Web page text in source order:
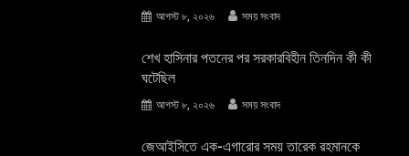
আগস্ট ৮, ২০২৬ সময় সংবাদ
শেখ হাসিনার পতনের পর সরকারবিহীন তিনদিন কী কী
ঘটেছিল
আগস্ট ৮, ২০২৬ সময় সংবাদ
জেআইসিতে এক-এগারোর সময় তারেক রহমানকে